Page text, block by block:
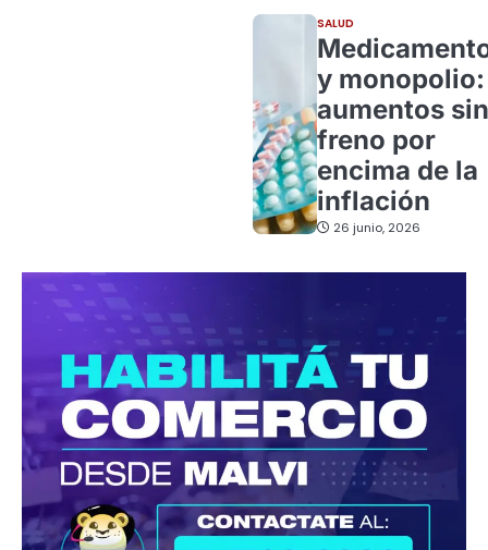
SALUD
y monopolio:
aumentos sin
freno por
encima de la
inflación
26 junio, 2026